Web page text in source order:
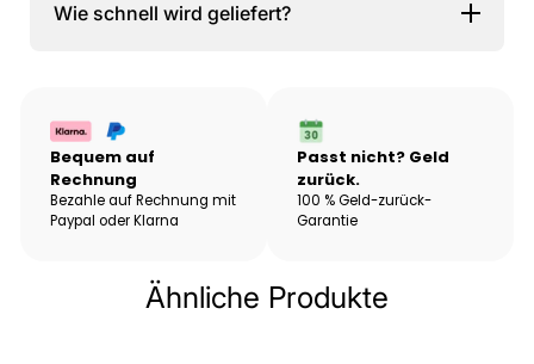
Wie schnell wird geliefert?
Bequem auf
Rechnung
Bezahle auf Rechnung mit
Paypal oder Klarna
Passt nicht? Geld
zurück.
100 % Geld-zurück-
Garantie
Ähnliche Produkte